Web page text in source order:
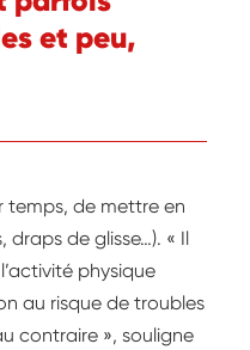
et peu,
temps, de mettre en
de glisse…). « Il
physique
au risque de troubles
contraire », souligne